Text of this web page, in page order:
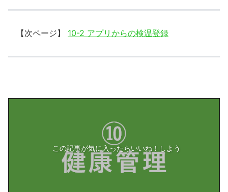
【次ページ】 10-2 アプリからの検温登録
この記事が気に入ったらいいね！しよう